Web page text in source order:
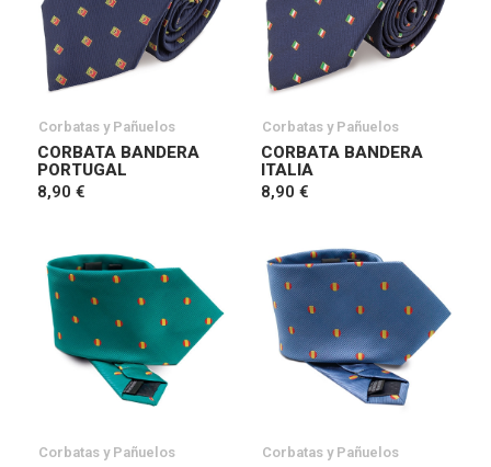
Corbatas y Pañuelos
CORBATA BANDERA
PORTUGAL
8,90 €
Corbatas y Pañuelos
CORBATA BANDERA
ITALIA
8,90 €
Corbatas y Pañuelos Corbatas y Pañuelos